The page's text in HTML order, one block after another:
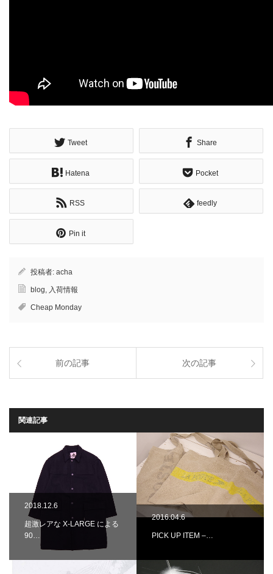
Tweet Share
Hatena Pocket
RSS feedly
Pin it
投稿者: acha
blog, 入荷情報
Cheap Monday
前の記事 次の記事
関連記事
2018.12.6
超激レアな X-LARGE による
90…
2016.04.6
PICK UP ITEM –…